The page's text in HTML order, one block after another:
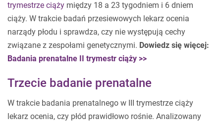
trymestrze ciąży między 18 a 23 tygodniem i 6 dniem
ciąży. W trakcie badań przesiewowych lekarz ocenia
narządy płodu i sprawdza, czy nie występują cechy
związane z zespołami genetycznymi. Dowiedz się więcej:
Badania prenatalne II trymestr ciąży >>
Trzecie badanie prenatalne
W trakcie badania prenatalnego w III trymestrze ciąży
lekarz ocenia, czy płód prawidłowo rośnie. Analizowany